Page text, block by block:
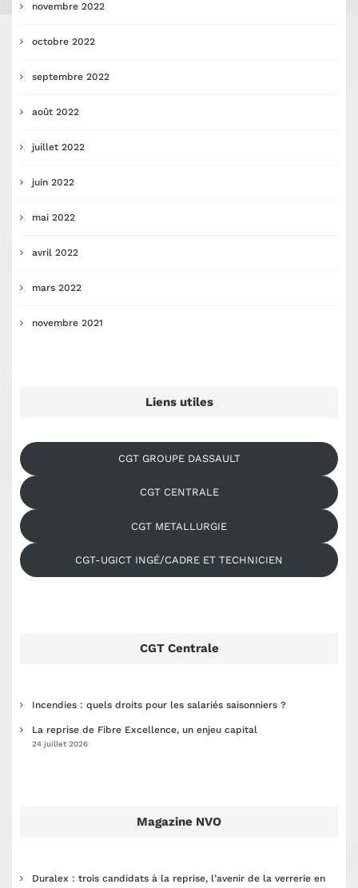
novembre 2022
octobre 2022
septembre 2022
août 2022
juillet 2022
juin 2022
mai 2022
avril 2022
mars 2022
novembre 2021
Liens utiles
CGT GROUPE DASSAULT
CGT CENTRALE
CGT METALLURGIE
CGT-UGICT INGÉ/CADRE ET TECHNICIEN
CGT Centrale
Incendies : quels droits pour les salariés saisonniers ?
La reprise de Fibre Excellence, un enjeu capital
24 juillet 2026
Magazine NVO
Duralex : trois candidats à la reprise, l’avenir de la verrerie en